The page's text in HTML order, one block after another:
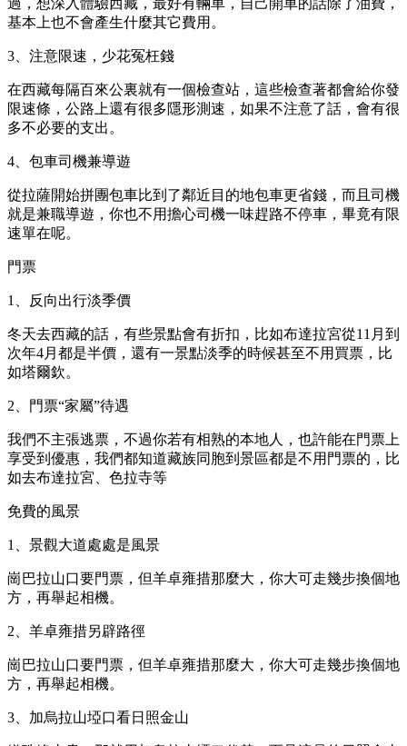
基本上也不會產生什麼其它費用。
3、注意限速，少花冤枉錢
在西藏每隔百來公裏就有一個檢查站，這些檢查著都會給你發
限速條，公路上還有很多隱形測速，如果不注意了話，會有很
多不必要的支出。
4、包車司機兼導遊
從拉薩開始拼團包車比到了鄰近目的地包車更省錢，而且司機
就是兼職導遊，你也不用擔心司機一味趕路不停車，畢竟有限
速單在呢。
門票
1、反向出行淡季價
冬天去西藏的話，有些景點會有折扣，比如布達拉宮從11月到
次年4月都是半價，還有一景點淡季的時候甚至不用買票，比
如塔爾欽。
2、門票“家屬”待遇
我們不主張逃票，不過你若有相熟的本地人，也許能在門票上
享受到優惠，我們都知道藏族同胞到景區都是不用門票的，比
如去布達拉宮、色拉寺等
免費的風景
1、景觀大道處處是風景
崗巴拉山口要門票，但羊卓雍措那麼大，你大可走幾步換個地
方，再舉起相機。
2、羊卓雍措另辟路徑
崗巴拉山口要門票，但羊卓雍措那麼大，你大可走幾步換個地
方，再舉起相機。
3、加烏拉山埡口看日照金山